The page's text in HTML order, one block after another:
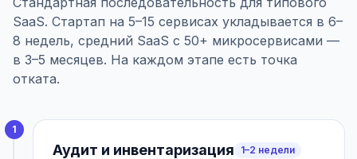
SaaS. Стартап на 5–15 сервисах укладывается в 6–
8 недель, средний SaaS с 50+ микросервисами —
в 3–5 месяцев. На каждом этапе есть точка
отката.
1
Аудит и инвентаризация 1–2 недели